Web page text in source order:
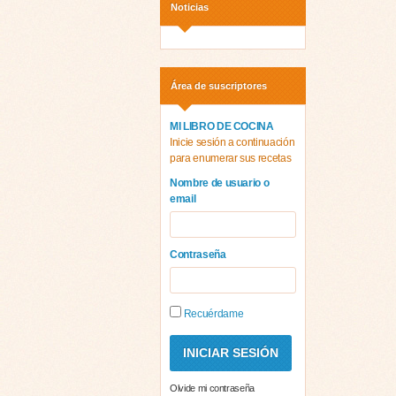
Noticias
Área de suscriptores
MI LIBRO DE COCINA
Inicie sesión a continuación
para enumerar sus recetas
Nombre de usuario o
email
Contraseña
Recuérdame
Olvide mi contraseña